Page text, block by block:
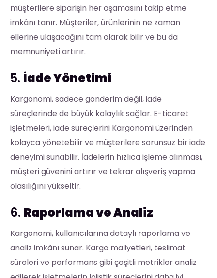
müşterilere siparişin her aşamasını takip etme
imkânı tanır. Müşteriler, ürünlerinin ne zaman
ellerine ulaşacağını tam olarak bilir ve bu da
memnuniyeti artırır.
5. İade Yönetimi
Kargonomi, sadece gönderim değil, iade
süreçlerinde de büyük kolaylık sağlar. E-ticaret
işletmeleri, iade süreçlerini Kargonomi üzerinden
kolayca yönetebilir ve müşterilere sorunsuz bir iade
deneyimi sunabilir. İadelerin hızlıca işleme alınması,
müşteri güvenini artırır ve tekrar alışveriş yapma
olasılığını yükseltir.
6. Raporlama ve Analiz
Kargonomi, kullanıcılarına detaylı raporlama ve
analiz imkânı sunar. Kargo maliyetleri, teslimat
süreleri ve performans gibi çeşitli metrikler analiz